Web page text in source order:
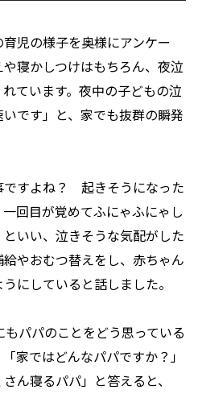
児の様子を奥様にアンケー
寝かしつけはもちろん、夜泣
ています。夜中の子どもの泣
です」と、家でも抜群の瞬発
ですよね？ 起きそうになった
回目が覚めてふにゃふにゃし
いい、泣きそうな気配がした
やおむつ替えをし、赤ちゃん
にしていると話しました。
パパのことをどう思っている
家ではどんなパパですか？」
ん寝るパパ」と答えると、